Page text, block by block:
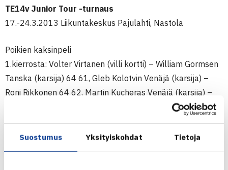
Suostumus Yksityiskohdat Tietoja
TE14v Junior Tour -turnaus
17.-24.3.2013 Liikuntakeskus Pajulahti, Nastola
Poikien kaksinpeli
1.kierrosta: Volter Virtanen (villi kortti) – William Gormsen
Tanska (karsija) 64 61, Gleb Kolotvin Venäjä (karsija) –
Roni Rikkonen 64 62, Martin Kucheras Venäjä (karsija) –
Patrick Stenfors (5.) 64 64, Erik de Santis Italia (4.) – Otto
Meskanen 63 26 63, Daniil Glinka Viro – Leo Haarala 64
64, Stepan Beresnev Venäjä (7) – Anttoni Kinnunen 63 64,
Ilari Vesanen – Robin Parts Viro (8.) 62 61, Nidzhat